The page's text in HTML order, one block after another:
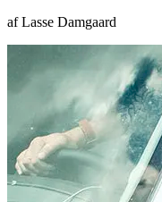
af Lasse Damgaard